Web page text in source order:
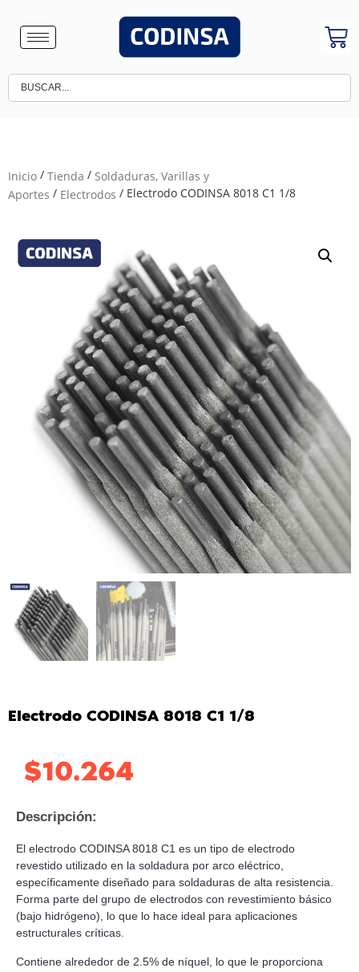
Inicio / Tienda / Soldaduras, Varillas y
Aportes / Electrodos / Electrodo CODINSA 8018 C1 1/8
Electrodo CODINSA 8018 C1 1/8
$10.264
Descripción:
El electrodo CODINSA 8018 C1 es un tipo de electrodo
revestido utilizado en la soldadura por arco eléctrico,
específicamente diseñado para soldaduras de alta resistencia.
Forma parte del grupo de electrodos con revestimiento básico
(bajo hidrógeno), lo que lo hace ideal para aplicaciones
estructurales críticas.
Contiene alrededor de 2.5% de níquel, lo que le proporciona